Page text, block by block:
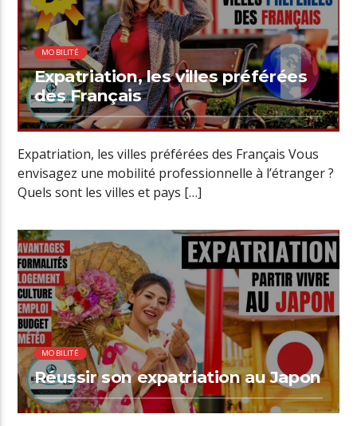
MOBILITÉ
Expatriation, les villes préférées
des Français
Expatriation, les villes préférées des Français Vous
envisagez une mobilité professionnelle à l’étranger ?
Quels sont les villes et pays […]
00:24 READ TIME
MOBILITÉ
Réussir son expatriation au Japon